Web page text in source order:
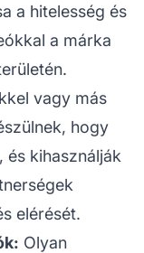
a hitelesség és
a márka
vagy más
hogy
és kihasználják
elérését.
Olyan